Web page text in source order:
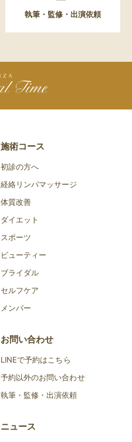
執筆・監修・出演依頼
施術コース
初診の方へ
経絡リンパマッサージ
体質改善
ダイエット
スポーツ
ビューティー
ブライダル
セルフケア
メンバー
お問い合わせ
LINEで予約はこちら
予約以外のお問い合わせ
執筆・監修・出演依頼
ニュース